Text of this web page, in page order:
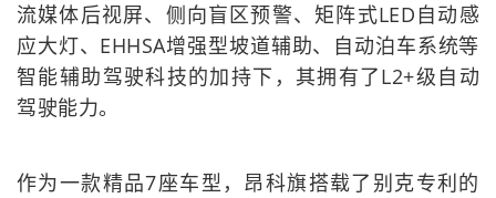
流媒体后视屏、侧向盲区预警、矩阵式LED自动感
应大灯、EHHSA增强型坡道辅助、自动泊车系统等
智能辅助驾驶科技的加持下，其拥有了L2+级自动
驾驶能力。
作为一款精品7座车型，昂科旗搭载了别克专利的